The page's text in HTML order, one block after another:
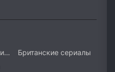
Американские сериалы
Британские сериалы